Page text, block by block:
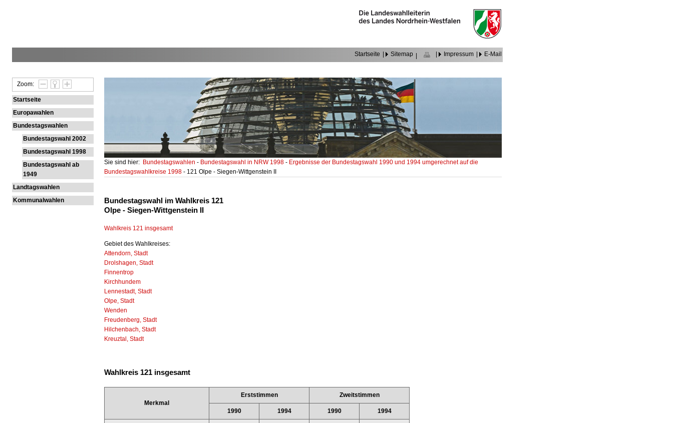
Startseite Sitemap Impressum E-Mail
Zoom:
Startseite
Europawahlen
Bundestagswahlen
Bundestagswahl 2002
Bundestagswahl 1998
Bundestagswahl ab
1949
Landtagswahlen
Kommunalwahlen
Sie sind hier: Bundestagswahlen- Bundestagswahl in NRW 1998- Ergebnisse der Bundestagswahl 1990 und 1994 umgerechnet auf die
Bundestagswahlkreise 1998- 121 Olpe - Siegen-Wittgenstein II
Bundestagswahl im Wahlkreis 121
Olpe - Siegen-Wittgenstein II
Wahlkreis 121 insgesamt
Gebiet des Wahlkreises:
Attendorn, Stadt
Drolshagen, Stadt
Finnentrop
Kirchhundem
Lennestadt, Stadt
Olpe, Stadt
Wenden
Freudenberg, Stadt
Hilchenbach, Stadt
Kreuztal, Stadt
Wahlkreis 121 insgesamt
Merkmal
Erststimmen Zweitstimmen
1990 1994 1990 1994